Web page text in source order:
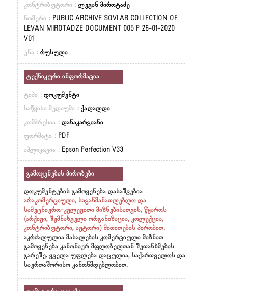
კონტრიბუტორი : ლევან მიროტაძე
ნომერი : PUBLIC ARCHIVE SOVLAB COLLECTION OF
LEVAN MIROTADZE DOCUMENT 005 P 26-01-2020
V01
ენა : რუსული
ტექნიკური ინფორმაცია
ტიპი : დოკუმენტი
საწყისი მედიუმი : ქაღალდი
კომპრესია : დანაკარგიანი
ფორმატი : PDF
აპლიკაცია : Epson Perfection V33
გამოყენების პირობები
დოკუმენტების გამოყენება დასაშვებია
არაკომერციული, საგანმანათლებლო და
სამეცნიერო-კვლევითი მიზნებისათვის, წყაროს
(არქივი, შემნახველი ორგანიზაცია, კოლექცია,
კონტრიბუტორი, ავტორი) მითითების პირობით.
აკრძალულია მასალების კომერციული მიზნით
გამოყენება კანონიერ მფლობელთან შეთანხმების
გარეშე. ყველა უფლება დაცულია, საქართველოს და
საერთაშორისო კანონმდებლობით.